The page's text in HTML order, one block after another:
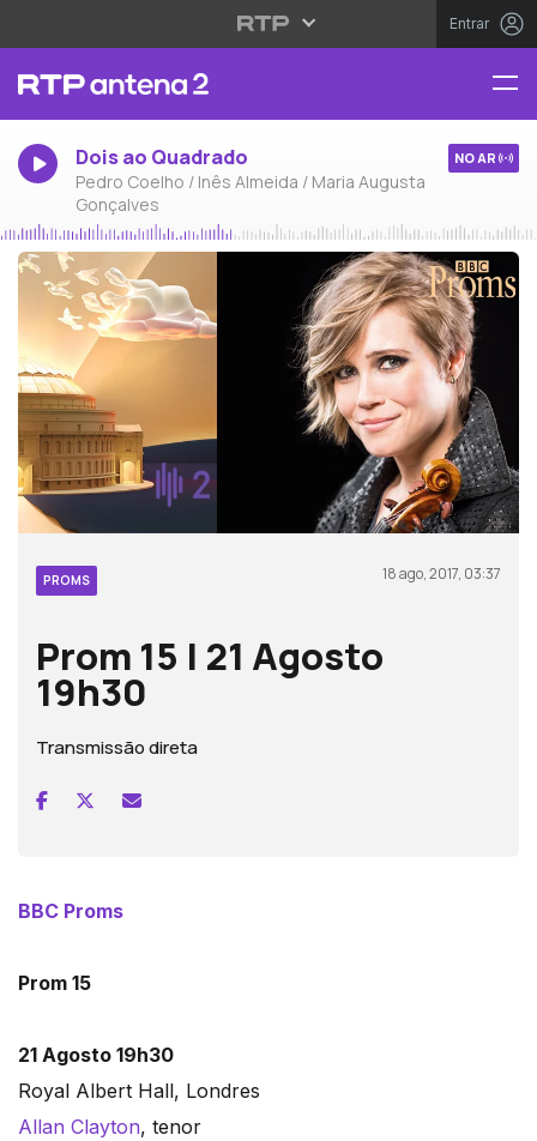
Entrar
Dois ao Quadrado
Pedro Coelho / Inês Almeida / Maria Augusta
Gonçalves
NO AR
PROMS 18 ago, 2017, 03:37
Prom 15 | 21 Agosto
19h30
Transmissão direta
BBC Proms
Prom 15
21 Agosto 19h30
Royal Albert Hall, Londres
Allan Clayton, tenor